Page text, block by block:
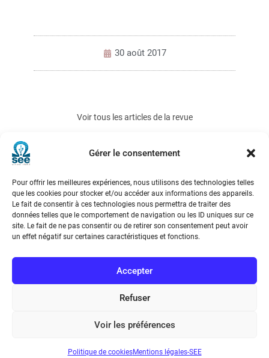
Gérer le consentement
Pour offrir les meilleures expériences, nous utilisons des technologies telles
que les cookies pour stocker et/ou accéder aux informations des appareils.
Le fait de consentir à ces technologies nous permettra de traiter des
données telles que le comportement de navigation ou les ID uniques sur ce
site. Le fait de ne pas consentir ou de retirer son consentement peut avoir
un effet négatif sur certaines caractéristiques et fonctions.
Accepter
Refuser
Voir les préférences
Politique de cookiesMentions légales-SEE
30 août 2017
Voir tous les articles de la revue
REE 2006-6
de l’Information et de la Communication
75116 Paris
Métro : « Boissière » Ligne 6 et « Iéna » Ligne 9
Téléphone : (+33) 1 56 90 37 17